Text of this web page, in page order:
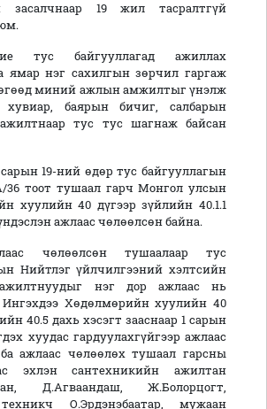
засалчнаар 19 жил тасралтгүй
тус байгууллагад ажиллах
ямар нэг сахилгын зөрчил гаргаж
миний ажлын амжилтыг үнэлж
хувиар, баярын бичиг, салбарын
тус тус шагнаж байсан
19-ний өдөр тус байгууллагын
тоот тушаал гарч Монгол улсын
хуулийн 40 дүгээр зүйлийн 40.1.1
ажлаас чөлөөлсөн байна.
чөлөөлсөн тушаалаар тус
Нийтлэг үйлчилгээний хэлтсийн
нэг дор ажлаас нь
Ингэхдээ Хөдөлмөрийн хуулийн 40
40.5 дахь хэсэгт зааснаар 1 сарын
хуудас гардуулахгүйгээр ажлаас
ажлаас чөлөөлөх тушаал гарсны
эхлэн сантехникийн ажилтан
Д.Агваандаш, Ж.Болорцогт,
О.Эрдэнэбаатар, мужаан